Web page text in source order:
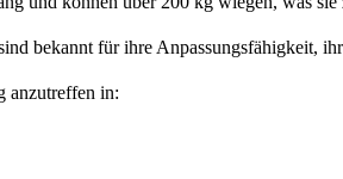
bekannt für ihre Anpassungsfähigkeit,
anzutreffen in: